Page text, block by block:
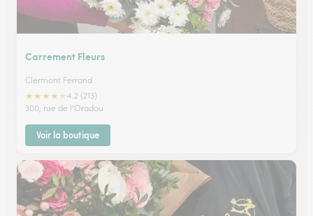
Carrement Fleurs
Clermont Ferrand
★★★★
4.2 (213)
300, rue de l'Oradou
Voir la boutique